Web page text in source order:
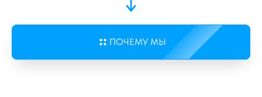
Создаем поток качественных лидов по
минимальной цене с оплатой за заявки
ПОЧЕМУ МЫ